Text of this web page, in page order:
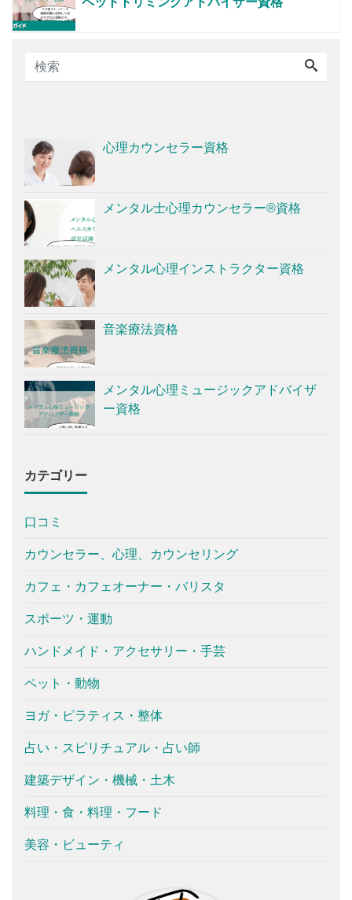
心理カウンセラー資格
メンタル士心理カウンセラー®資格
メンタル心理インストラクター資格
音楽療法資格
メンタル心理ミュージックアドバイザ
ー資格
カテゴリー
口コミ
カウンセラー、心理、カウンセリング
カフェ・カフェオーナー・バリスタ
スポーツ・運動
ハンドメイド・アクセサリー・手芸
ペット・動物
ヨガ・ピラティス・整体
占い・スピリチュアル・占い師
建築デザイン・機械・土木
料理・食・料理・フード
美容・ビューティ